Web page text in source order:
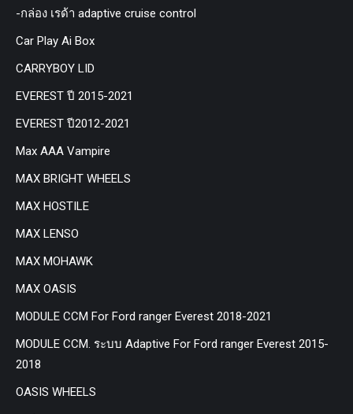
-กล่อง เรด้า adaptive cruise control
Car Play Ai Box
CARRYBOY LID
EVEREST ปี 2015-2021
EVEREST ปี2012-2021
Max AAA Vampire
MAX BRIGHT WHEELS
MAX HOSTILE
MAX LENSO
MAX MOHAWK
MAX OASIS
MODULE CCM For Ford ranger Everest 2018-2021
MODULE CCM. ระบบ Adaptive For Ford ranger Everest 2015-
2018
OASIS WHEELS